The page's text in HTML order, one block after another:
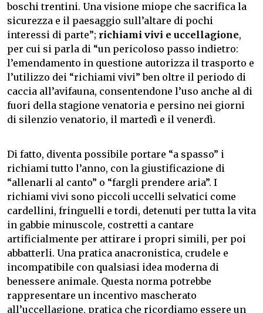
boschi trentini. Una visione miope che sacrifica la
sicurezza e il paesaggio sull’altare di pochi
interessi di parte”; richiami vivi e uccellagione,
per cui si parla di “un pericoloso passo indietro:
l’emendamento in questione autorizza il trasporto e
l’utilizzo dei “richiami vivi” ben oltre il periodo di
caccia all’avifauna, consentendone l’uso anche al di
fuori della stagione venatoria e persino nei giorni
di silenzio venatorio, il martedì e il venerdì.
Di fatto, diventa possibile portare “a spasso” i
richiami tutto l’anno, con la giustificazione di
“allenarli al canto” o “fargli prendere aria”. I
richiami vivi sono piccoli uccelli selvatici come
cardellini, fringuelli e tordi, detenuti per tutta la vita
in gabbie minuscole, costretti a cantare
artificialmente per attirare i propri simili, per poi
abbatterli. Una pratica anacronistica, crudele e
incompatibile con qualsiasi idea moderna di
benessere animale. Questa norma potrebbe
rappresentare un incentivo mascherato
all’uccellagione, pratica che ricordiamo essere un